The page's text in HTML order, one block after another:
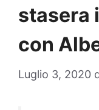
stasera
con
Luglio 3, 2020